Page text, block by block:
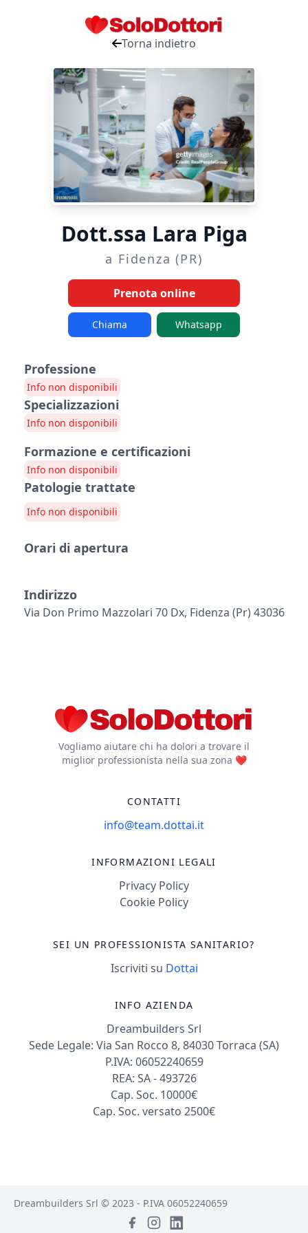
Torna indietro
Dott.ssa Lara Piga
a Fidenza (PR)
Prenota online
Chiama Whatsapp
Professione
Info non disponibili
Specializzazioni
Info non disponibili
Formazione e certificazioni
Info non disponibili
Patologie trattate
Info non disponibili
Orari di apertura
Indirizzo
Via Don Primo Mazzolari 70 Dx, Fidenza (pr) 43036
Vogliamo aiutare chi ha dolori a trovare il
miglior professionista nella sua zona ❤️
CONTATTI
info@team.dottai.it
INFORMAZIONI LEGALI
Privacy Policy
Cookie Policy
SEI UN PROFESSIONISTA SANITARIO?
Iscriviti su Dottai
INFO AZIENDA
Dreambuilders Srl
Sede Legale: Via San Rocco 8, 84030 Torraca (SA)
P.IVA: 06052240659
REA: SA - 493726
Cap. Soc. 10000€
Cap. Soc. versato 2500€
Dreambuilders Srl © 2023 - P.IVA 06052240659